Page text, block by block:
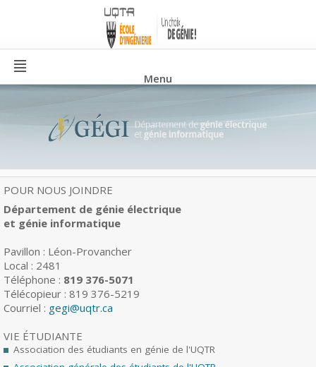
Menu
POUR NOUS JOINDRE
Département de génie électrique
et génie informatique
Pavillon : Léon-Provancher
Local : 2481
Téléphone : 819 376-5071
Télécopieur : 819 376-5219
Courriel : gegi@uqtr.ca
VIE ÉTUDIANTE
Association des étudiants en génie de l'UQTR